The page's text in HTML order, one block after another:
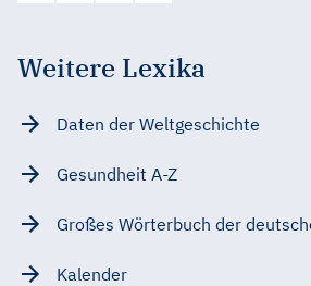
Weitere Lexika
Daten der Weltgeschichte
Gesundheit A-Z
Großes Wörterbuch der
Kalender